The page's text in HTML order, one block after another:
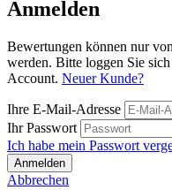
Anmelden
Bewertungen können nur
werden. Bitte loggen Sie
Account. Neuer Kunde?
Ihre E-Mail-Adresse
Ihr Passwort
Ich habe mein Passwort
Anmelden
Abbrechen